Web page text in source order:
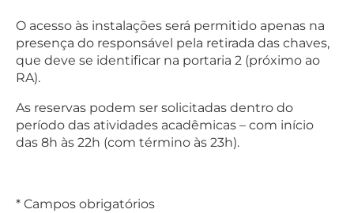
O acesso às instalações será permitido apenas na
presença do responsável pela retirada das chaves,
que deve se identificar na portaria 2 (próximo ao
RA).
As reservas podem ser solicitadas dentro do
período das atividades acadêmicas – com início
das 8h às 22h (com término às 23h).
* Campos obrigatórios